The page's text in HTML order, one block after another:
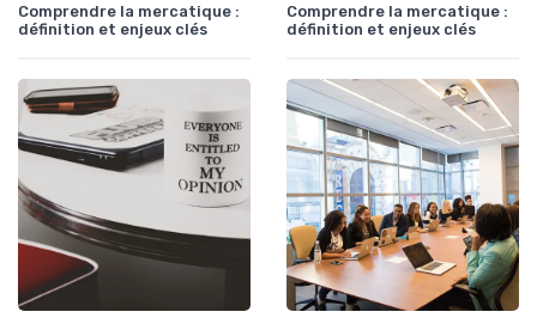
Comprendre la mercatique :
définition et enjeux clés
Comprendre la mercatique :
définition et enjeux clés